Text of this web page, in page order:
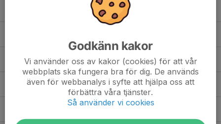
Anders Svensson, Mellerud.pdf
| Utbildningar i idrottsskador – våren 2024
0,28 MB
KIF.mp3
Samtyckesformulär.pdf
Godkänn kakor
Vi använder oss av kakor (cookies) för att vår
webbplats ska fungera bra för dig. De används
även för webbanalys i syfte att hjälpa oss att
förbättra våra tjänster.
Så använder vi cookies